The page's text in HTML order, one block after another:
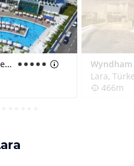
Wind of Lara Hotel & Spa
Lara,
466m